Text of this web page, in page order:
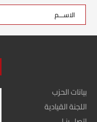
بيانات الحزب
اللجنة القيادية